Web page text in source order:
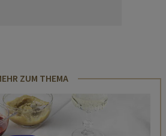
ZUM THEMA